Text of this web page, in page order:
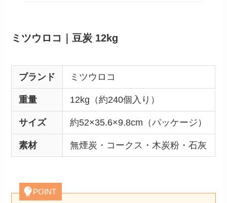
ミツウロコ｜豆炭 12kg
ブランド ミツウロコ
重量 12kg（約240個入り）
サイズ 約52×35.6×9.8cm（パッケージ）
素材 無煙炭・コークス・木炭粉・石灰
POINT